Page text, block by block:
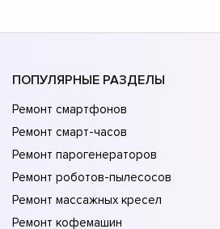
ПОПУЛЯРНЫЕ РАЗДЕЛЫ
Ремонт смартфонов
Ремонт смарт-часов
Ремонт парогенераторов
Ремонт роботов-пылесосов
Ремонт массажных кресел
Ремонт кофемашин